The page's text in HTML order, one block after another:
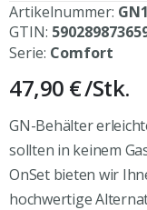
Artikelnummer:
GTIN:
Serie: Comfort
47,90 €/Stk.
GN-Behälter
sollten in keinem
OnSet bieten wir
hochwertige